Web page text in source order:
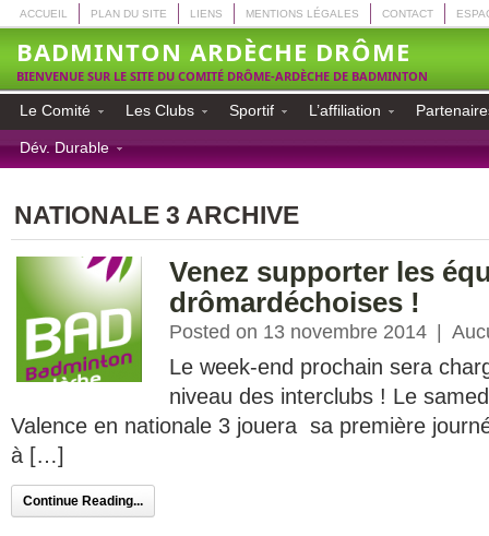
ACCUEIL PLAN DU SITE LIENS MENTIONS LÉGALES CONTACT
BADMINTON ARDÈCHE DRÔME
BIENVENUE SUR LE SITE DU COMITÉ DRÔME-ARDÈCHE DE BADMINTON
Le Comité Les Clubs Sportif L’affiliation
Dév. Durable
NATIONALE 3 ARCHIVE
Venez supporter les
drômardéchoises !
Posted on 13 novembre 2014
Le week-end prochain sera
niveau des interclubs ! Le
Valence en nationale 3 jouera sa première
à […]
Continue Reading...